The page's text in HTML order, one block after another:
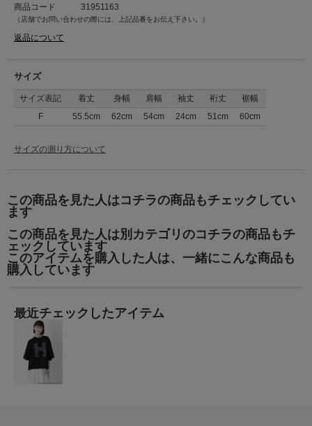
商品コード 31951163
（店舗でお問い合わせの際には、上記品番をお伝え下さい。）
返品について
サイズ
サイズ表記 着丈 身幅 肩幅 袖丈 裄丈
裾幅
F
55.5cm 62cm 54cm 24cm 51cm 60cm
サイズの測り方について
この商品を見た人はコチラの商品もチェックしてい
ます
この商品を見た人は別カテゴリのコチラの商品もチ
ェックしています
このアイテムを購入した人は、一緒にこんな商品も
購入しています
最近チェックしたアイテム